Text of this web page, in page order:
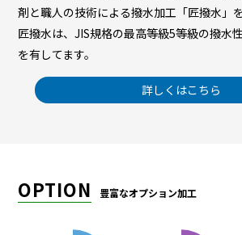
剤と職人の技術による撥水加工「匠撥水」
匠撥水は、JIS規格の最高等級5等級の撥水
を有してます。
詳しくはこちら
OPTION 豊富なオプション加工